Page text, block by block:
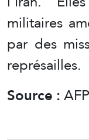
militaires
par des
représailles.
Source :AFP